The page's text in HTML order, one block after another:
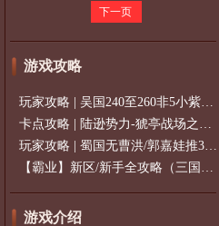
下一页
游戏攻略
玩家攻略 | 吴国240至260非5小紫过策免
卡点攻略 | 陆逊势力-猇亭战场之陆逊
玩家攻略 | 蜀国无曹洪/郭嘉娃推375级，
【霸业】新区/新手全攻略（三国通用）2
游戏介绍